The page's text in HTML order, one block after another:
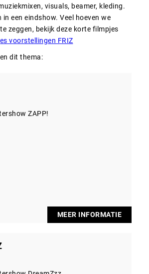
visuals, beamer, kleding.
een eindshow. Veel hoeven we
zeggen, bekijk deze korte filmpjes
voorstellingen FRIZ
dit thema:
ZAPP!
MEER INFORMATIE